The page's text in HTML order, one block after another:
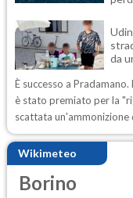
da
È successo a
è stato premiato per la
scattata
Wikimeteo
Borino